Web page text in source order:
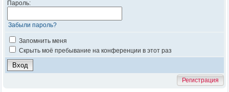
Пароль:
Забыли пароль?
Запомнить меня
Скрыть моё пребывание на конференции в этот раз
Регистрация